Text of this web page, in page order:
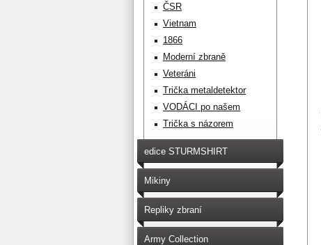
ČSR
Vietnam
1866
Moderní zbraně
Veteráni
Trička metaldetektor
VODÁCI po našem
Trička s názorem
edice STURMSHIRT
Mikiny
Repliky zbraní
Army Collection